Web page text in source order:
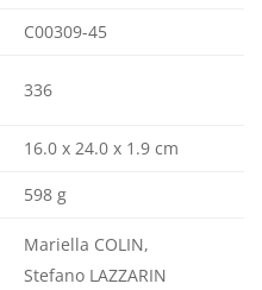
C00309-45
336
16.0 x 24.0 x 1.9 cm
598 g
Mariella COLIN,
Stefano LAZZARIN